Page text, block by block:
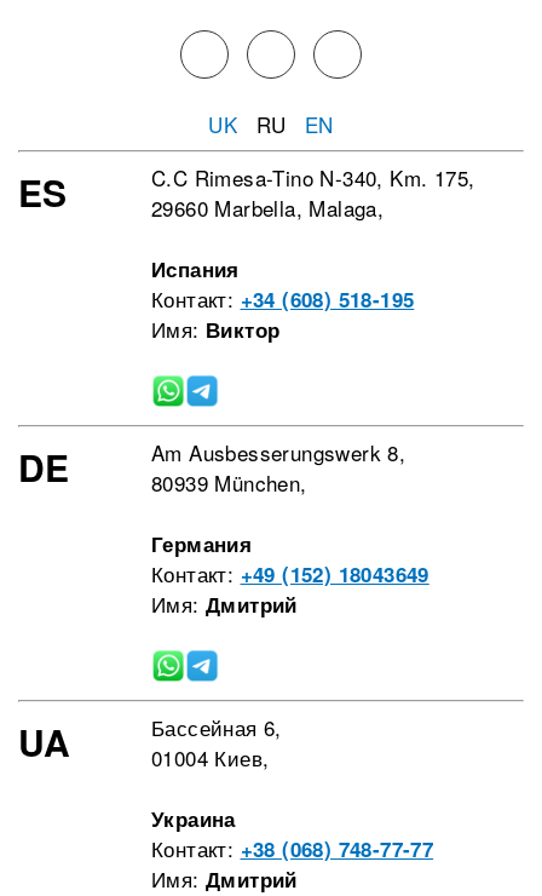
UK RU EN
ES
C.C Rimesa-Tino N-340, Km. 175,
29660 Marbella, Malaga,
Испания
Контакт: +34 (608) 518-195
Имя: Виктор
DE
Am Ausbesserungswerk 8,
80939 München,
Германия
Контакт: +49 (152) 18043649
Имя: Дмитрий
UA
Бассейная 6,
01004 Киев,
Украина
Контакт: +38 (068) 748-77-77
Имя: Дмитрий